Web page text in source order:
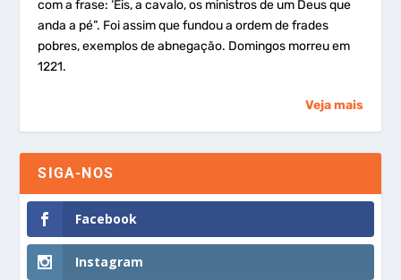
com a frase: ‘Eis, a cavalo, os ministros de um Deus que
anda a pé”. Foi assim que fundou a ordem de frades
pobres, exemplos de abnegação. Domingos morreu em
1221.
Veja mais
SIGA-NOS
Facebook
Instagram